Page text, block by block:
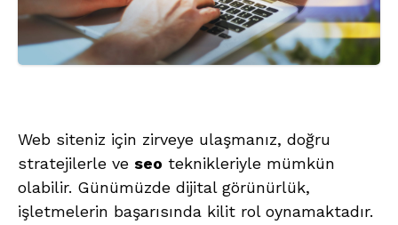
Web siteniz için zirveye ulaşmanız, doğru
stratejilerle ve seo teknikleriyle mümkün
olabilir. Günümüzde dijital görünürlük,
işletmelerin başarısında kilit rol oynamaktadır.